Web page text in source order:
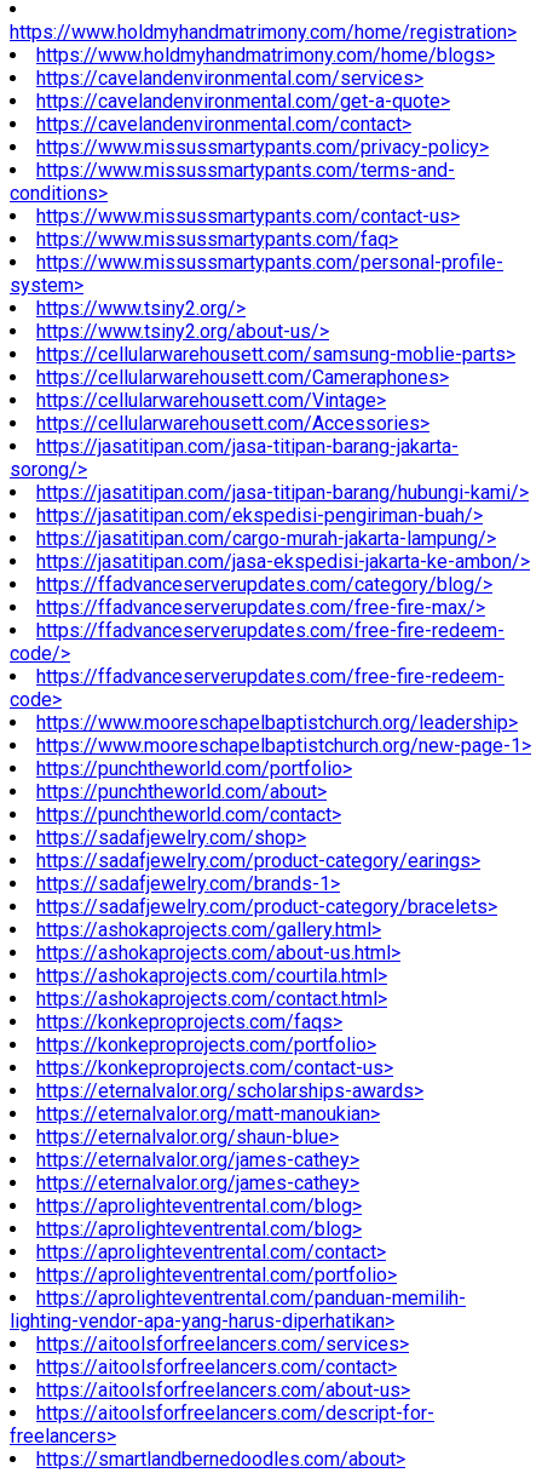
https://www.holdmyhandmatrimony.com/home/registration>
https://www.holdmyhandmatrimony.com/home/blogs>
https://cavelandenvironmental.com/services>
https://cavelandenvironmental.com/get-a-quote>
https://cavelandenvironmental.com/contact>
https://www.missussmartypants.com/privacy-policy>
https://www.missussmartypants.com/terms-and-
conditions>
https://www.missussmartypants.com/contact-us>
https://www.missussmartypants.com/faq>
https://www.missussmartypants.com/personal-profile-
system>
https://www.tsiny2.org/>
https://www.tsiny2.org/about-us/>
https://cellularwarehousett.com/samsung-moblie-parts>
https://cellularwarehousett.com/Cameraphones>
https://cellularwarehousett.com/Vintage>
https://cellularwarehousett.com/Accessories>
https://jasatitipan.com/jasa-titipan-barang-jakarta-
sorong/>
https://jasatitipan.com/jasa-titipan-barang/hubungi-kami/>
https://jasatitipan.com/ekspedisi-pengiriman-buah/>
https://jasatitipan.com/cargo-murah-jakarta-lampung/>
https://jasatitipan.com/jasa-ekspedisi-jakarta-ke-ambon/>
https://ffadvanceserverupdates.com/category/blog/>
https://ffadvanceserverupdates.com/free-fire-max/>
https://ffadvanceserverupdates.com/free-fire-redeem-
code/>
https://ffadvanceserverupdates.com/free-fire-redeem-
code>
https://www.mooreschapelbaptistchurch.org/leadership>
https://www.mooreschapelbaptistchurch.org/new-page-1>
https://punchtheworld.com/portfolio>
https://punchtheworld.com/about>
https://punchtheworld.com/contact>
https://sadafjewelry.com/shop>
https://sadafjewelry.com/product-category/earings>
https://sadafjewelry.com/brands-1>
https://sadafjewelry.com/product-category/bracelets>
https://ashokaprojects.com/gallery.html>
https://ashokaprojects.com/about-us.html>
https://ashokaprojects.com/courtila.html>
https://ashokaprojects.com/contact.html>
https://konkeproprojects.com/faqs>
https://konkeproprojects.com/portfolio>
https://konkeproprojects.com/contact-us>
https://eternalvalor.org/scholarships-awards>
https://eternalvalor.org/matt-manoukian>
https://eternalvalor.org/shaun-blue>
https://eternalvalor.org/james-cathey>
https://eternalvalor.org/james-cathey>
https://aprolighteventrental.com/blog>
https://aprolighteventrental.com/blog>
https://aprolighteventrental.com/contact>
https://aprolighteventrental.com/portfolio>
https://aprolighteventrental.com/panduan-memilih-
lighting-vendor-apa-yang-harus-diperhatikan>
https://aitoolsforfreelancers.com/services>
https://aitoolsforfreelancers.com/contact>
https://aitoolsforfreelancers.com/about-us>
https://aitoolsforfreelancers.com/descript-for-
freelancers>
https://smartlandbernedoodles.com/about>